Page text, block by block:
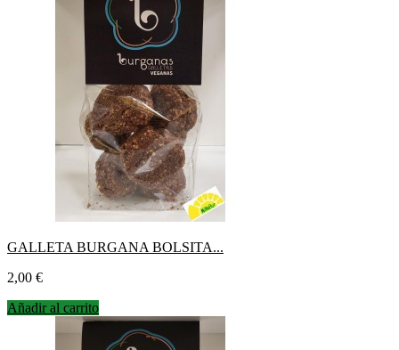
GALLETA BURGANA BOLSITA...
Precio
2,00 €
Añadir al carrito